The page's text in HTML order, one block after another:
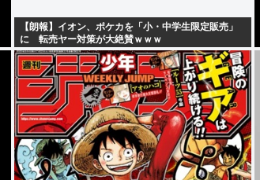
【朗報】イオン、ポケカを「小・中学生限定販売」
に 転売ヤー対策が大絶賛ｗｗｗ